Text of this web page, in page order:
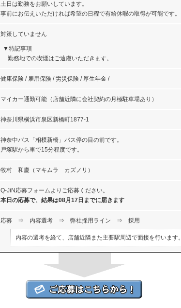
土日は勤務をお願いしています。
事前にお伝えいただければ希望の日程で有給休暇の取得が可能です。
対策していません
特記事項
勤務地での喫煙はご遠慮いただきます。
健康保険 / 雇用保険 / 労災保険 / 厚生年金 /
マイカー通勤可能（店舗近隣に会社契約の月極駐車場あり）
神奈川県横浜市泉区新橋町1877-1
神奈中バス「相模新橋」バス停の目の前です。
戸塚駅から車で15分程度です。
牧村 和慶（マキムラ カズノリ）
Q-JiN応募フォームよりご応募ください。
本日の応募で、結果は08月17日までに届きます
応募 ⇒ 内容選考 ⇒ 弊社採用ライン ⇒ 採用
内容の選考を経て、店舗近隣また主要駅周辺で面接を行います。